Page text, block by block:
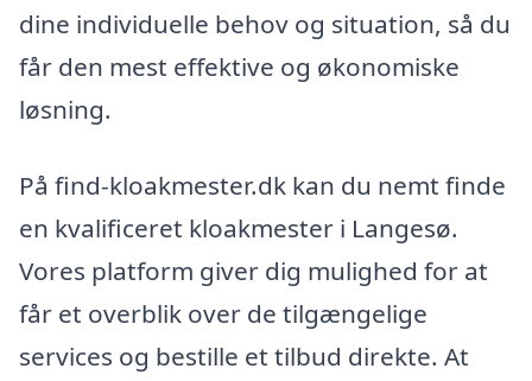
dine individuelle behov og situation, så du
får den mest effektive og økonomiske
løsning.
På find-kloakmester.dk kan du nemt finde
en kvalificeret kloakmester i Langesø.
Vores platform giver dig mulighed for at
får et overblik over de tilgængelige
services og bestille et tilbud direkte. At